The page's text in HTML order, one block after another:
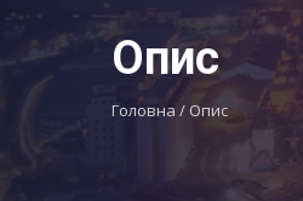
Опис
Головна / Опис